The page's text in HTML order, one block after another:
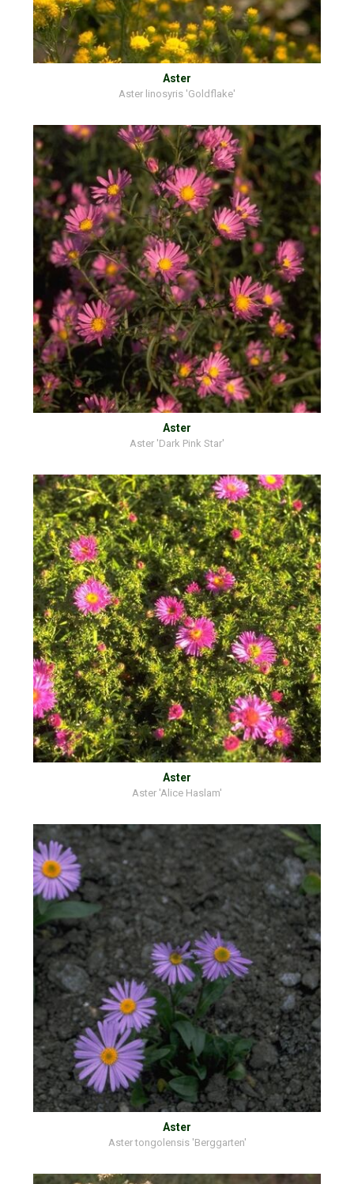
Aster
Aster linosyris 'Goldflake'
Aster
Aster 'Dark Pink Star'
Aster
Aster 'Alice Haslam'
Aster
Aster tongolensis 'Berggarten'